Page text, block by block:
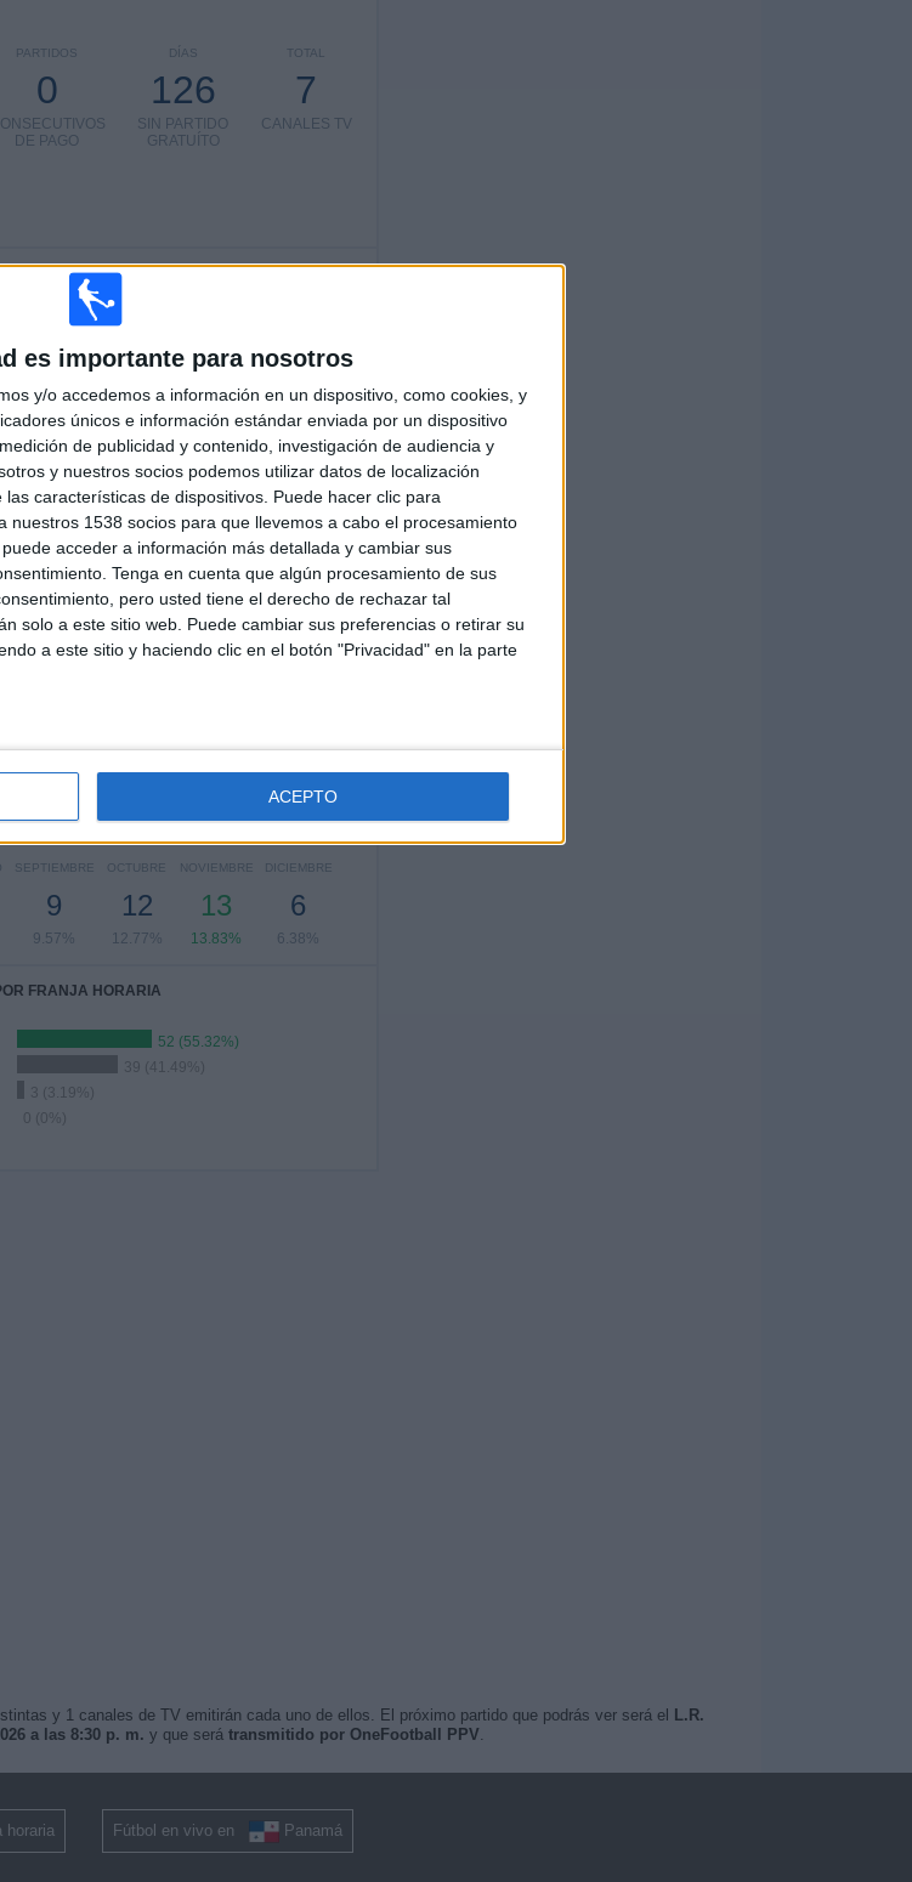
es importante para nosotros
y/o accedemos a información en un dispositivo, como cookies, y
únicos e información estándar enviada por un dispositivo
de publicidad y contenido, investigación de audiencia y
y nuestros socios podemos utilizar datos de localización
características de dispositivos. Puede hacer clic para
nuestros 1538 socios para que llevemos a cabo el procesamiento
acceder a información más detallada y cambiar sus
Tenga en cuenta que algún procesamiento de sus
pero usted tiene el derecho de rechazar tal
solo a este sitio web. Puede cambiar sus preferencias o retirar su
a este sitio y haciendo clic en el botón "Privacidad" en la parte
ACEPTO
TOTAL
7
CANALES TV
DÍAS
126
SIN PARTIDO
GRATUÍTO
PARTIDOS
0
DE PAGO
RIVALES
VS Cittadella
TOTAL
3
COMPETICIONES
COMPETICIONES
44 (46.81%)
41 (43.62%)
Coppa Italia Serie C
9 (9.57%)
completo
24
25.53%
25
SEPTIEMBRE
9
9.57%
OCTUBRE
12
12.77%
NOVIEMBRE
13
13.83%
DICIEMBRE
6
6.38%
FRANJA HORARIA
52 (55.32%)
39 (41.49%)
3 (3.19%)
0 (0%)
y 1 canales de TV emitirán cada uno de ellos. El próximo partido que podrás ver será el
L.R.
a las 8:30 p. m. y que será transmitido por OneFootball PPV.
horaria Fútbol en vivo en Panamá